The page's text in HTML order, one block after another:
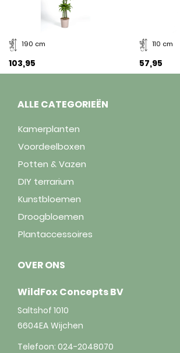
190 cm
103,95
110 cm
57,95
ALLE CATEGORIEËN
Kamerplanten
Voordeelboxen
Potten & Vazen
DIY terrarium
Kunstbloemen
Droogbloemen
Plantaccessoires
OVER ONS
WildFox Concepts BV
Saltshof 1010
6604EA Wijchen
Telefoon: 024-2048070